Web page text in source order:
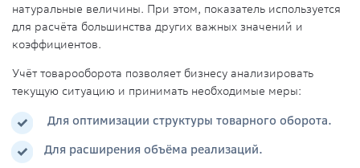
натуральные величины. При этом, показатель используется
для расчёта большинства других важных значений и
коэффициентов.
Учёт товарооборота позволяет бизнесу анализировать
текущую ситуацию и принимать необходимые меры:
Для оптимизации структуры товарного оборота.
Для расширения объёма реализаций.